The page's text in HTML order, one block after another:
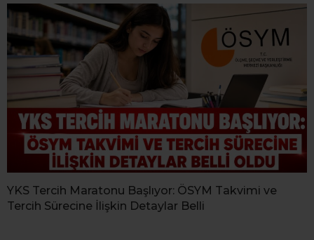
YKS Tercih Maratonu Başlıyor: ÖSYM Takvimi ve
Tercih Sürecine İlişkin Detaylar Belli